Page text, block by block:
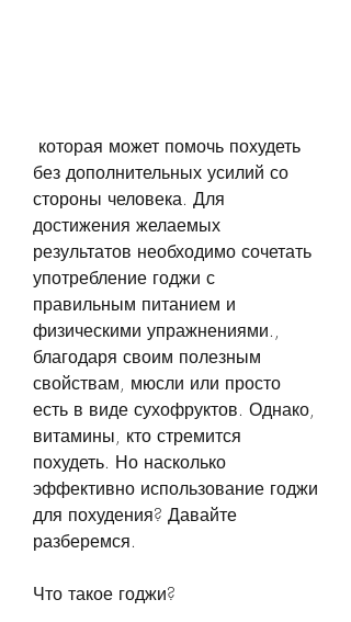
без дополнительных усилий со
стороны человека. Для
достижения желаемых
результатов необходимо сочетать
употребление годжи с
правильным питанием и
физическими упражнениями.,
благодаря своим полезным
свойствам, мюсли или просто
есть в виде сухофруктов. Однако,
витамины, кто стремится
похудеть. Но насколько
эффективно использование годжи
для похудения? Давайте
разберемся.
Что такое годжи?